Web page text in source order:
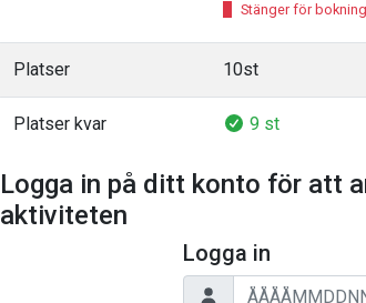
Stänger för
Platser 10st
Platser kvar 9 st
Logga in på ditt konto för att
aktiviteten
Logga in
Personnummer/